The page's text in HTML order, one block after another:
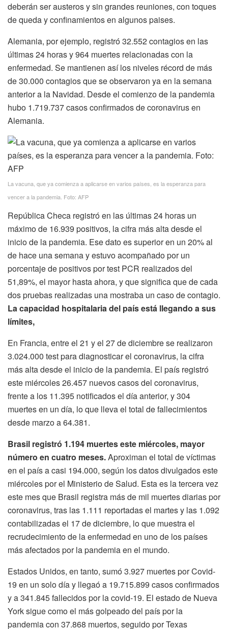
deberán ser austeros y sin grandes reuniones, con toques
de queda y confinamientos en algunos paises.
Alemania, por ejemplo, registró 32.552 contagios en las
últimas 24 horas y 964 muertes relacionadas con la
enfermedad. Se mantienen así los niveles récord de más
de 30.000 contagios que se observaron ya en la semana
anterior a la Navidad. Desde el comienzo de la pandemia
hubo 1.719.737 casos confirmados de coronavirus en
Alemania.
La vacuna, que ya comienza a aplicarse en varios países, es la esperanza para
vencer a la pandemia. Foto: AFP
República Checa registró en las últimas 24 horas un
máximo de 16.939 positivos, la cifra más alta desde el
inicio de la pandemia. Ese dato es superior en un 20% al
de hace una semana y estuvo acompañado por un
porcentaje de positivos por test PCR realizados del
51,89%, el mayor hasta ahora, y que significa que de cada
dos pruebas realizadas una mostraba un caso de contagio.
La capacidad hospitalaria del país está llegando a sus
límites,
En Francia, entre el 21 y el 27 de diciembre se realizaron
3.024.000 test para diagnosticar el coronavirus, la cifra
más alta desde el inicio de la pandemia. El país registró
este miércoles 26.457 nuevos casos del coronavirus,
frente a los 11.395 notificados el día anterior, y 304
muertes en un día, lo que lleva el total de fallecimientos
desde marzo a 64.381.
Brasil registró 1.194 muertes este miércoles, mayor
número en cuatro meses.Aproximan el total de víctimas
en el país a casi 194.000, según los datos divulgados este
miércoles por el Ministerio de Salud. Esta es la tercera vez
este mes que Brasil registra más de mil muertes diarias por
coronavirus, tras las 1.111 reportadas el martes y las 1.092
contabilizadas el 17 de diciembre, lo que muestra el
recrudecimiento de la enfermedad en uno de los países
más afectados por la pandemia en el mundo.
Estados Unidos, en tanto, sumó 3.927 muertes por Covid-
19 en un solo día y llegaó a 19.715.899 casos confirmados
y a 341.845 fallecidos por la covid-19. El estado de Nueva
York sigue como el más golpeado del país por la
pandemia con 37.868 muertos, seguido por Texas